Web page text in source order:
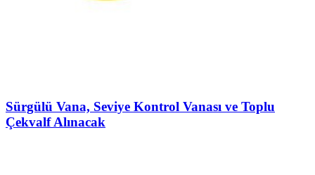
Sürgülü Vana, Seviye Kontrol Vanası ve Toplu
Çekvalf Alınacak